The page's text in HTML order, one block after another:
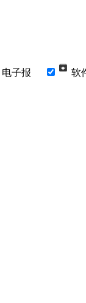
电子报
软